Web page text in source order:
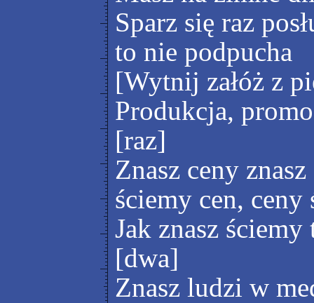
Sparz się raz
to nie podpucha
[Wytnij załóż z
Produkcja,
[raz]
Znasz ceny
ściemy cen, ceny
Jak znasz ściemy
[dwa]
Znasz ludzi w